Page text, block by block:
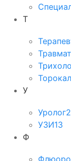
Т
У
Уролог
УЗИ13
Ф